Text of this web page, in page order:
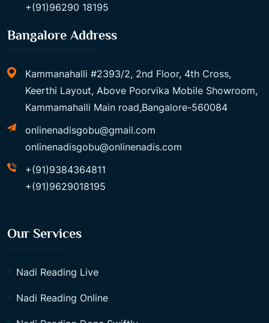
+(91)96290 18195
Bangalore Address
Kammanahalli #2393/2, 2nd Floor, 4th Cross,
Keerthi Layout, Above Poorvika Mobile Showroom,
Kammamahalli Main road,Bangalore-560084
onlinenadisgobu@gmail.com
onlinenadisgobu@onlinenadis.com
+(91)9384364811
+(91)9629018195
Our Services
Nadi Reading Live
Nadi Reading Online